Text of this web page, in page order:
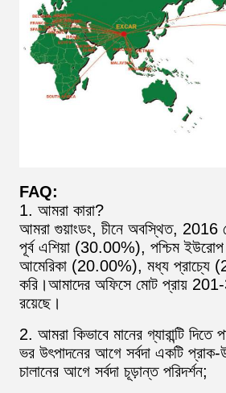
FAQ:
1. আমরা কারা?
আমরা গুয়াংডং, চীনে অবস্থিত, 2016
পূর্ব এশিয়া (30.00%), পশ্চিম
আমেরিকা (20.00%), মধ্য প্রাচ্যে
করি।আমাদের অফিসে মোট প্রায়
রয়েছে।
2. আমরা কিভাবে মানের গ্যারান্টি দিতে
ভর উৎপাদনের আগে সর্বদা একটি প্রাক-
চালানের আগে সর্বদা চূড়ান্ত পরিদর্শন;